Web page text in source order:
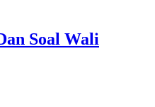
Soal Wali